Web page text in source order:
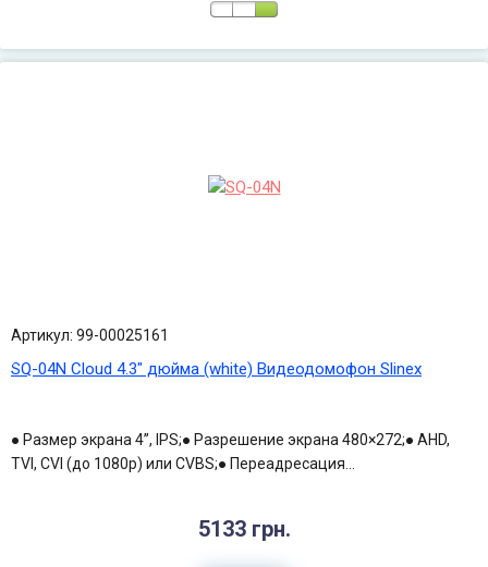
Артикул: 99-00025161
SQ-04N Cloud 4.3" дюйма (white) Видеодомофон Slinex
● Размер экрана 4”, IPS;● Разрешение экрана 480×272;● AHD,
TVI, CVI (до 1080p) или CVBS;● Переадресация...
5133 грн.